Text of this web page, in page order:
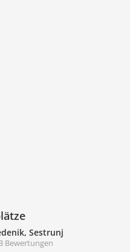
Sestrunj
3 Bewertungen